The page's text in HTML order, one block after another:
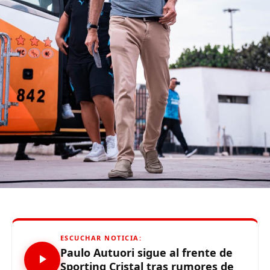
Mantente informado con Limaaldia.pe
ESCUCHAR NOTICIA:
Paulo Autuori sigue al frente de
Sporting Cristal tras rumores de